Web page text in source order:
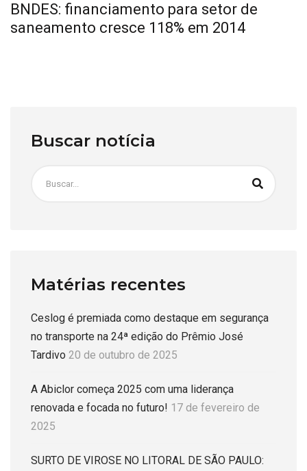
BNDES: financiamento para setor de
saneamento cresce 118% em 2014
Buscar notícia
Matérias recentes
Ceslog é premiada como destaque em segurança
no transporte na 24ª edição do Prêmio José
Tardivo 20 de outubro de 2025
A Abiclor começa 2025 com uma liderança
renovada e focada no futuro! 17 de fevereiro de
2025
SURTO DE VIROSE NO LITORAL DE SÃO PAULO: